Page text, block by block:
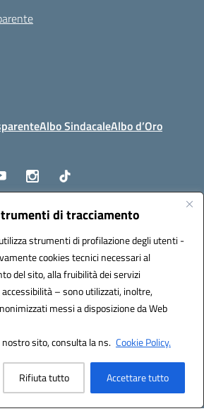
di tracciamento
strumenti di profilazione degli utenti -
cookies tecnici necessari al
del sito, alla fruibilità dei servizi
– sono utilizzati, inoltre,
messi a disposizione da Web
nostro sito, consulta la ns. Cookie Policy.
Rifiuta tutto Accettare tutto
Albo SindacaleAlbo d’Oro
Email:FGTD02000P@istruzione.it
(PEC):fgtd02000p@pec.istruzione.it
(CUF): UFUN7Y
by 3D Solution S.r.l.
Design by Designers Italia